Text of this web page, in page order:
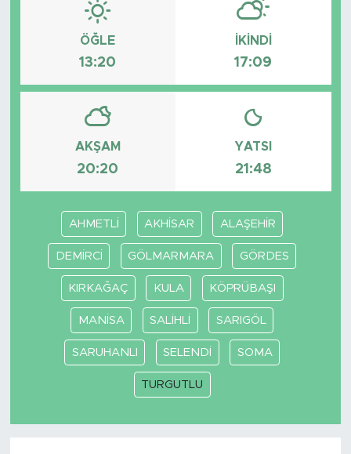
ÖĞLE
13:20
İKINDI
17:09
AKŞAM
20:20
YATSI
21:48
AHMETLİ AKHİSAR ALAŞEHİR
DEMİRCİ GÖLMARMARA GÖRDES
KIRKAĞAÇ KULA KÖPRÜBAŞI
MANİSA SALİHLİ SARIGÖL
SARUHANLI SELENDİ SOMA
TURGUTLU